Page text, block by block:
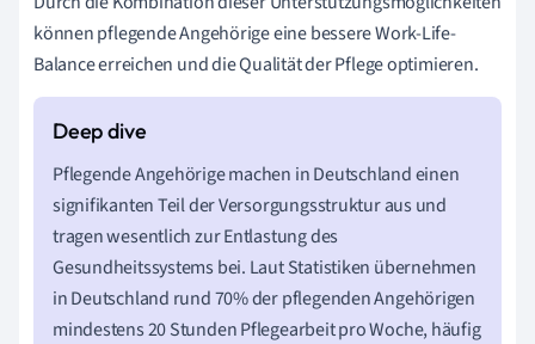
können pflegende Angehörige eine bessere Work-Life-
Balance erreichen und die Qualität der Pflege optimieren.
Pflegende Angehörige machen in Deutschland einen
signifikanten Teil der Versorgungsstruktur aus und
tragen wesentlich zur Entlastung des
Gesundheitssystems bei. Laut Statistiken übernehmen
in Deutschland rund 70% der pflegenden Angehörigen
mindestens 20 Stunden Pflegearbeit pro Woche, häufig